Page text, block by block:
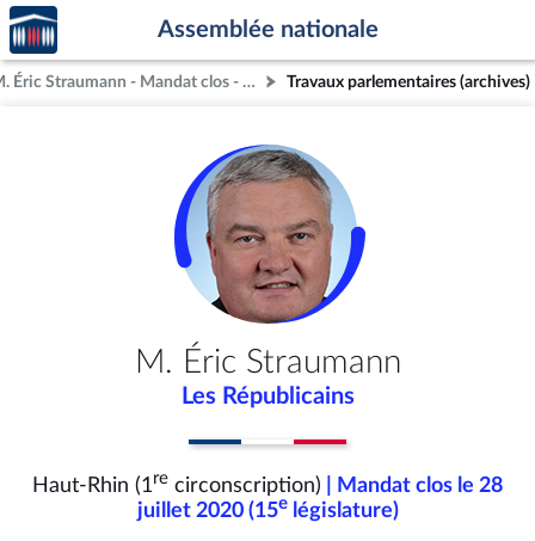
Aller au contenu
Aller en bas de la page
Accèder
à la
page
d'accueil
Assemblée nationale
M. Éric Straumann - Mandat clos - Haut-Rhin (1re circonscription) Travaux parlementaires (archives)
M. Éric Straumann
Les Républicains
Haut-Rhin (1re circonscription)
| Mandat clos le 28
juillet 2020 (15elégislature)